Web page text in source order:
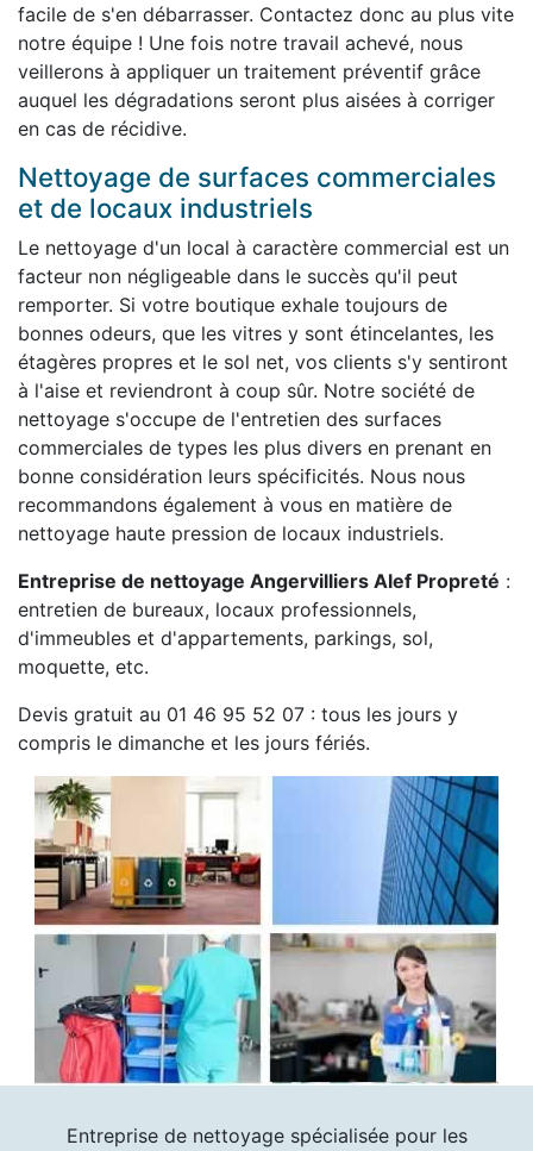
facile de s'en débarrasser. Contactez donc au plus vite
notre équipe ! Une fois notre travail achevé, nous
veillerons à appliquer un traitement préventif grâce
auquel les dégradations seront plus aisées à corriger
en cas de récidive.
Nettoyage de surfaces commerciales
et de locaux industriels
Le nettoyage d'un local à caractère commercial est un
facteur non négligeable dans le succès qu'il peut
remporter. Si votre boutique exhale toujours de
bonnes odeurs, que les vitres y sont étincelantes, les
étagères propres et le sol net, vos clients s'y sentiront
à l'aise et reviendront à coup sûr. Notre société de
nettoyage s'occupe de l'entretien des surfaces
commerciales de types les plus divers en prenant en
bonne considération leurs spécificités. Nous nous
recommandons également à vous en matière de
nettoyage haute pression de locaux industriels.
Entreprise de nettoyage Angervilliers Alef Propreté :
entretien de bureaux, locaux professionnels,
d'immeubles et d'appartements, parkings, sol,
moquette, etc.
Devis gratuit au 01 46 95 52 07 : tous les jours y
compris le dimanche et les jours fériés.
Entreprise de nettoyage spécialisée pour les